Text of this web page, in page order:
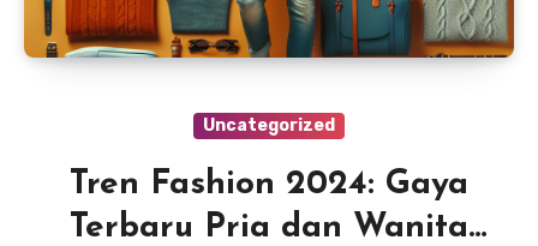
Uncategorized
Tren Fashion 2024: Gaya
Terbaru Pria dan Wanita